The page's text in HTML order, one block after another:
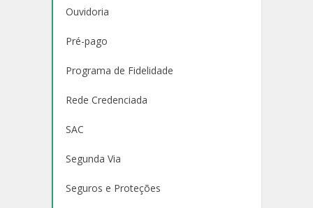
Ouvidoria
Pré-pago
Programa de Fidelidade
Rede Credenciada
SAC
Segunda Via
Seguros e Proteções